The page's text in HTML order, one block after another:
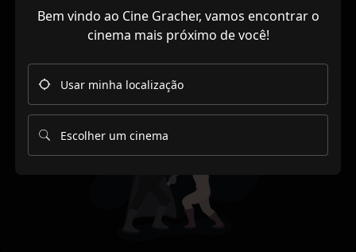
Bem vindo ao Cine Gracher, vamos encontrar o
cinema mais próximo de você!
Usar minha localização
Escolher um cinema
Mas você pode sempre
retornar à nossapágina
iniciale procurar por
outro filme!